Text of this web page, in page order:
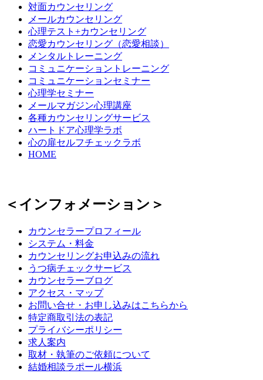
対面カウンセリング
メールカウンセリング
心理テスト+カウンセリング
恋愛カウンセリング（恋愛相談）
メンタルトレーニング
コミュニケーショントレーニング
コミュニケーションセミナー
心理学セミナー
メールマガジン心理講座
各種カウンセリングサービス
ハートドア心理学ラボ
心の扉セルフチェックラボ
HOME
＜インフォメーション＞
カウンセラープロフィール
システム・料金
カウンセリングお申込みの流れ
うつ病チェックサービス
カウンセラーブログ
アクセス・マップ
お問い合せ・お申し込みはこちらから
特定商取引法の表記
プライバシーポリシー
求人案内
取材・執筆のご依頼について
結婚相談ラポール横浜